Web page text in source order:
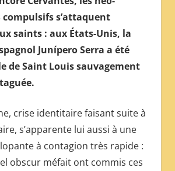
compulsifs s’attaquent
saints : aux États-Unis, la
Junípero Serra a été
de Saint Louis sauvagement
crise identitaire faisant suite à
s’apparente lui aussi à une
à contagion très rapide :
obscur méfait ont commis ces